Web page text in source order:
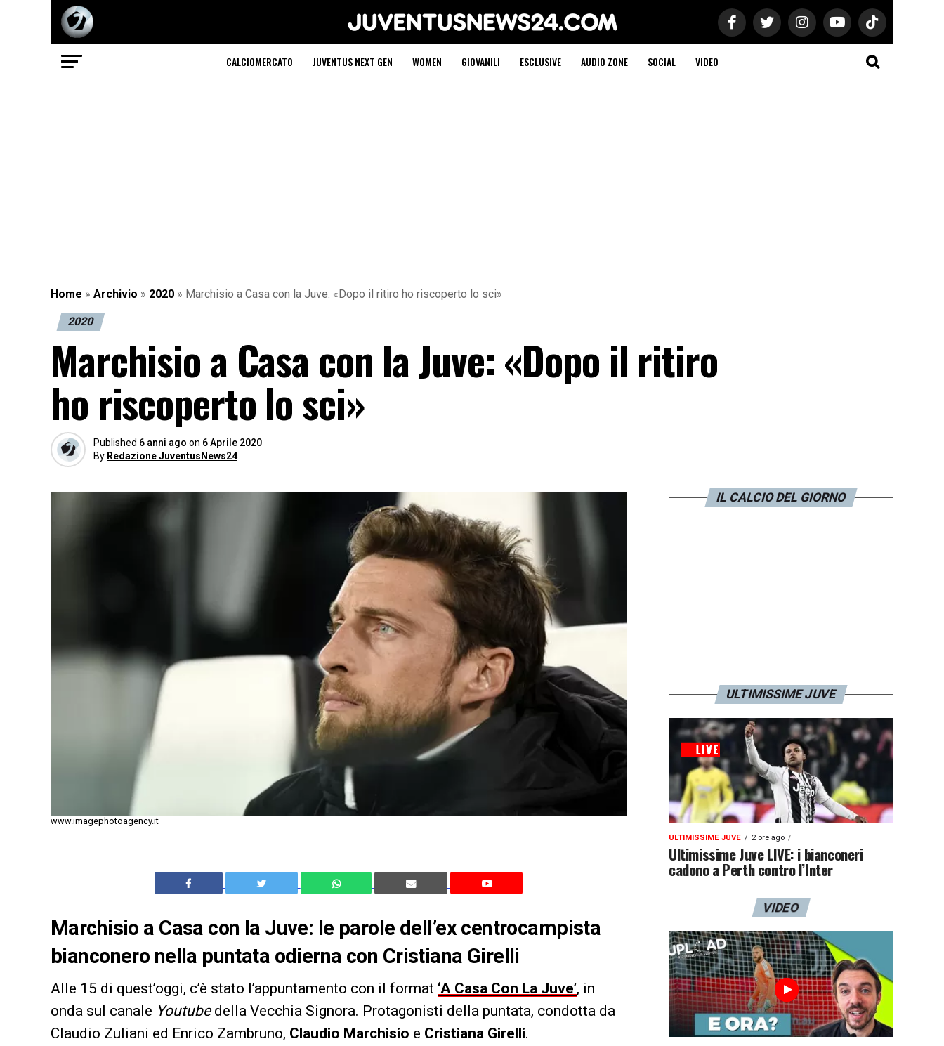
Juventus News 24
CALCIOMERCATO JUVENTUS NEXT GEN WOMEN GIOVANILI ESCLUSIVE AUDIO ZONE SOCIAL VIDEO
Home » Archivio » 2020 » Marchisio a Casa con la Juve: «Dopo il ritiro ho riscoperto lo sci»
2020
Marchisio a Casa con la Juve: «Dopo il ritiro
ho riscoperto lo sci»
Published 6 anni ago on 6 Aprile 2020
By Redazione JuventusNews24
www.imagephotoagency.it
Marchisio a Casa con la Juve: le parole dell’ex centrocampista
bianconero nella puntata odierna con Cristiana Girelli
Alle 15 di quest’oggi, c’è stato l’appuntamento con il format ‘A Casa Con La Juve’, in
onda sul canale Youtubedella Vecchia Signora. Protagonisti della puntata, condotta da
Claudio Zuliani ed Enrico Zambruno, Claudio Marchisio e Cristiana Girelli.
IL CALCIO DEL GIORNO
ULTIMISSIME JUVE
ULTIMISSIME JUVE 2 ore ago
Ultimissime Juve LIVE: i bianconeri
cadono a Perth contro l’Inter
VIDEO